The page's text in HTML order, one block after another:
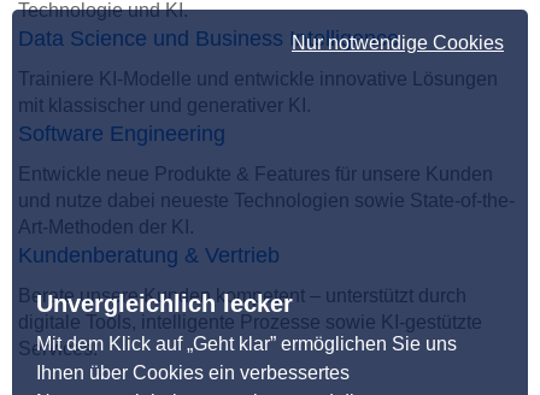
Nur notwendige Cookies
Unvergleichlich lecker
Mit dem Klick auf „Geht klar” ermöglichen Sie uns
Ihnen über Cookies ein verbessertes
Technologie und KI.
Data Science und Business Intelligence
Trainiere KI-Modelle und entwickle innovative Lösungen
mit klassischer und generativer KI.
Software Engineering
Entwickle neue Produkte & Features für unsere Kunden
und nutze dabei neueste Technologien sowie State-of-the-
Art-Methoden der KI.
Kundenberatung & Vertrieb
Berate unsere Kunden kompetent – unterstützt durch
digitale Tools, intelligente Prozesse sowie KI-gestützte
Services.